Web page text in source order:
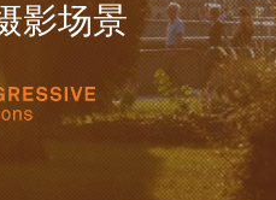
影场景